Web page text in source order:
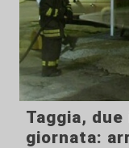
Taggia,
giornata: